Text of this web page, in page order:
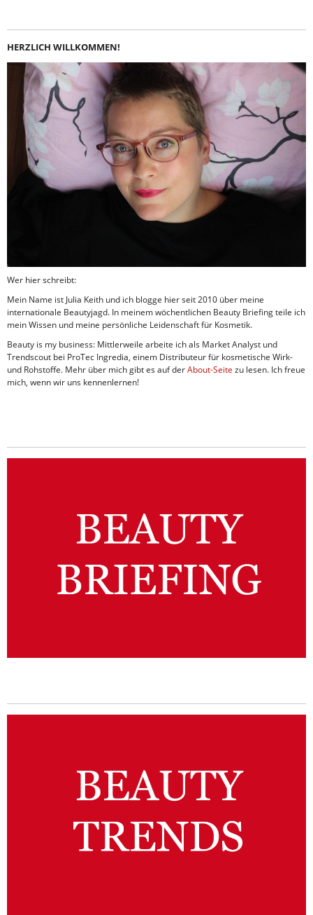
HERZLICH WILLKOMMEN!
Wer hier schreibt:
Mein Name ist Julia Keith und ich blogge hier seit 2010 über meine
internationale Beautyjagd. In meinem wöchentlichen Beauty Briefing teile ich
mein Wissen und meine persönliche Leidenschaft für Kosmetik.
Beauty is my business: Mittlerweile arbeite ich als Market Analyst und
Trendscout bei ProTec Ingredia, einem Distributeur für kosmetische Wirk-
und Rohstoffe. Mehr über mich gibt es auf derAbout-Seite zu lesen. Ich freue
mich, wenn wir uns kennenlernen!